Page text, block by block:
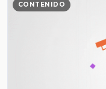
CONTENIDO